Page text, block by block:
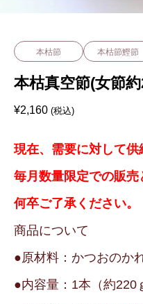
本枯節 本枯節鰹節
本枯真空節(女節
¥2,160 (税込)
現在、需要に対して供
毎月数量限定での販売
何卒ご了承ください。
商品について
●原材料：かつおのか
●内容量：1本（約220